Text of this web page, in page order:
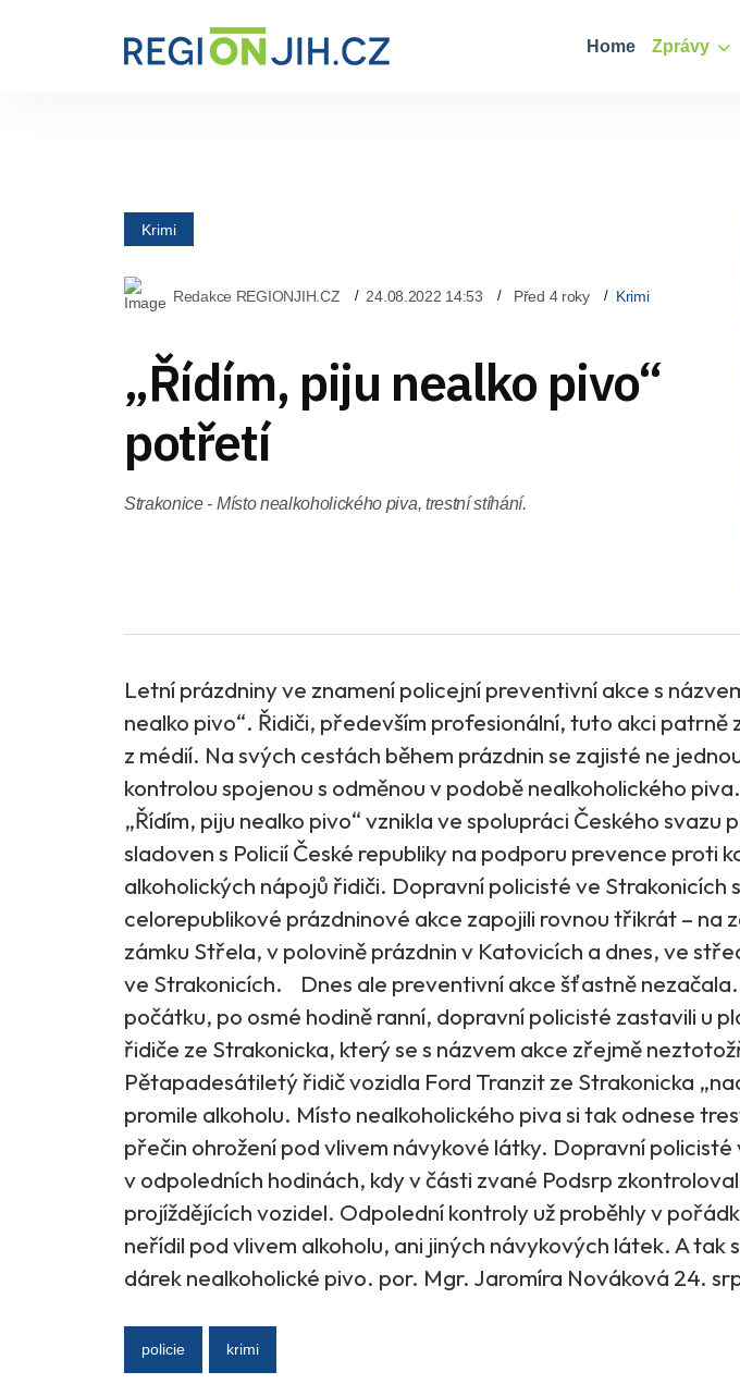
Home Zprávy
Krimi
Redakce REGIONJIH.CZ 24.08.2022 14:53 Před 4 roky Krimi
„Řídím, piju nealko pivo“
potřetí
Strakonice - Místo nealkoholického piva, trestní stíhání.
Letní prázdniny ve znamení policejní preventivní akce s
nealko pivo“. Řidiči, především profesionální, tuto akci patrně
z médií. Na svých cestách během prázdnin se zajisté ne
kontrolou spojenou s odměnou v podobě nealkoholického
„Řídím, piju nealko pivo“ vznikla ve spolupráci Českého svazu
sladoven s Policií České republiky na podporu prevence proti
alkoholických nápojů řidiči. Dopravní policisté ve Strakonicích
celorepublikové prázdninové akce zapojili rovnou třikrát – na
zámku Střela, v polovině prázdnin v Katovicích a dnes, ve
ve Strakonicích. Dnes ale preventivní akce šťastně nezačala.
počátku, po osmé hodině ranní, dopravní policisté zastavili u
řidiče ze Strakonicka, který se s názvem akce zřejmě
Pětapadesátiletý řidič vozidla Ford Tranzit ze Strakonicka
promile alkoholu. Místo nealkoholického piva si tak odnese
přečin ohrožení pod vlivem návykové látky. Dopravní policisté
v odpoledních hodinách, kdy v části zvané Podsrp
projíždějících vozidel. Odpolední kontroly už proběhly v
neřídil pod vlivem alkoholu, ani jiných návykových látek. A tak
dárek nealkoholické pivo. por. Mgr. Jaromíra Nováková 24.
policie krimi